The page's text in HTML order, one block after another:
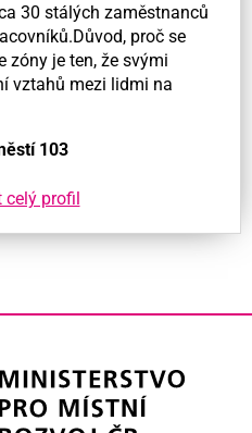
30 stálých zaměstnanců
proč se
zóny je ten, že svými
vztahů mezi lidmi na
103
celý profil